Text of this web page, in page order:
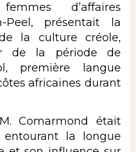
d’affaires
Peel, présentait la
la culture créole,
de la période de
première langue
africaines durant
Comarmond était
la longue